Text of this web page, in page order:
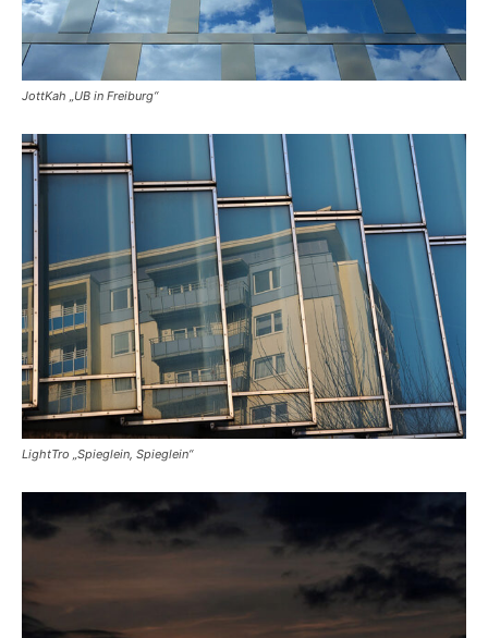
JottKah „UB in Freiburg“
LightTro „Spieglein, Spieglein“